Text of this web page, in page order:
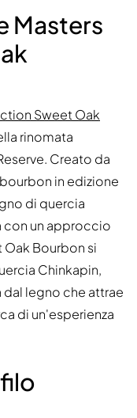
Masters
Sweet Oak
rinomata
Creato da
in edizione
di quercia
con un approccio
Oak Bourbon si
Chinkapin,
legno che attrae
di un'esperienza